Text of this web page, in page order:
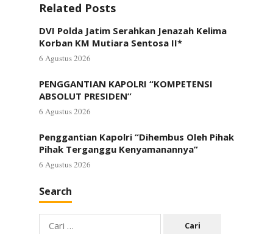
Related Posts
DVI Polda Jatim Serahkan Jenazah Kelima
Korban KM Mutiara Sentosa II*
6 Agustus 2026
PENGGANTIAN KAPOLRI “KOMPETENSI
ABSOLUT PRESIDEN”
6 Agustus 2026
Penggantian Kapolri “Dihembus Oleh Pihak
Pihak Terganggu Kenyamanannya”
6 Agustus 2026
Search
Cari